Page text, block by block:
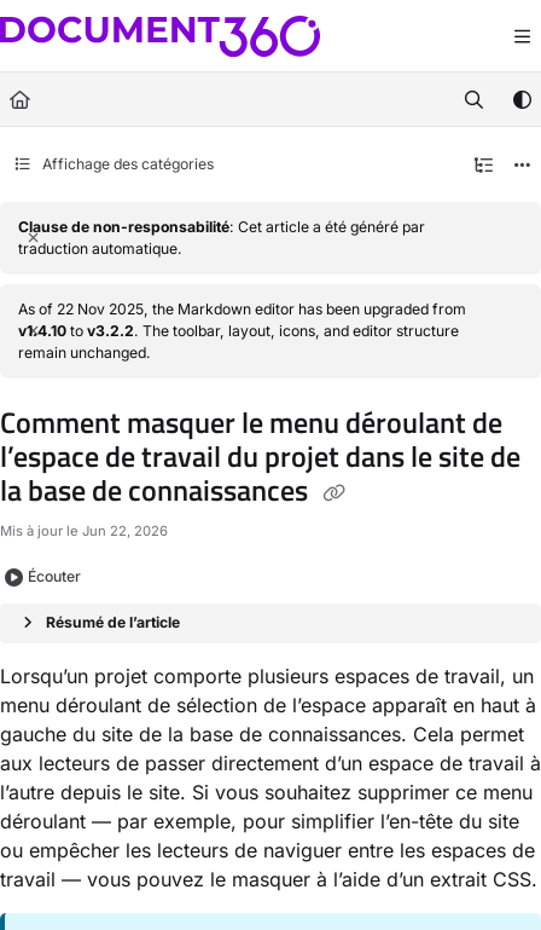
Documentation Index
Fetch the complete documentation index at:https://docs.document360.com/
Use this file to discover all available pages before exploring further.
Affichage des catégories
Clause de non-responsabilité: Cet article a été généré par
traduction automatique.
As of 22 Nov 2025, the Markdown editor has been upgraded from
v1.4.10 to v3.2.2. The toolbar, layout, icons, and editor structure
remain unchanged.
Comment masquer le menu déroulant de
l’espace de travail du projet dans le site de
la base de connaissances
Mis à jour le Jun 22, 2026
Écouter
Résumé de l’article
Lorsqu’un projet comporte plusieurs espaces de travail, un
menu déroulant de sélection de l’espace apparaît en haut à
gauche du site de la base de connaissances. Cela permet
aux lecteurs de passer directement d’un espace de travail à
l’autre depuis le site. Si vous souhaitez supprimer ce menu
déroulant — par exemple, pour simplifier l’en-tête du site
ou empêcher les lecteurs de naviguer entre les espaces de
travail — vous pouvez le masquer à l’aide d’un extrait CSS.